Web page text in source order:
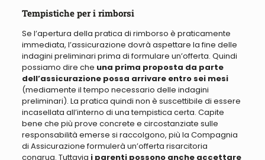
Tempistiche per i rimborsi
Se l’apertura della pratica di rimborso è praticamente
immediata, l’assicurazione dovrà aspettare la fine delle
indagini preliminari prima di formulare un’offerta. Quindi
possiamo dire che una prima proposta da parte
dell’assicurazione possa arrivare entro sei mesi
(mediamente il tempo necessario delle indagini
preliminari). La pratica quindi non è suscettibile di essere
incasellata all’interno di una tempistica certa. Capite
bene che più prove concrete e circostanziate sulle
responsabilità emerse si raccolgono, più la Compagnia
di Assicurazione formulerà un’offerta risarcitoria
congrua. Tuttavia i parenti possono anche accettare